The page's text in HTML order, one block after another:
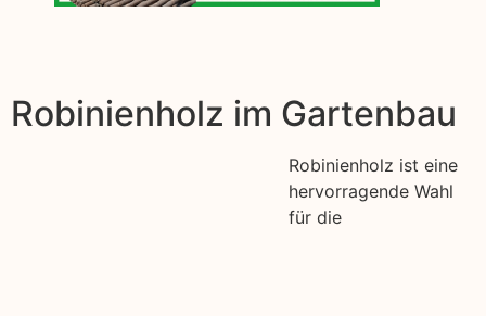
Robinienholz im Gartenbau
Robinienholz ist eine
hervorragende Wahl
für die